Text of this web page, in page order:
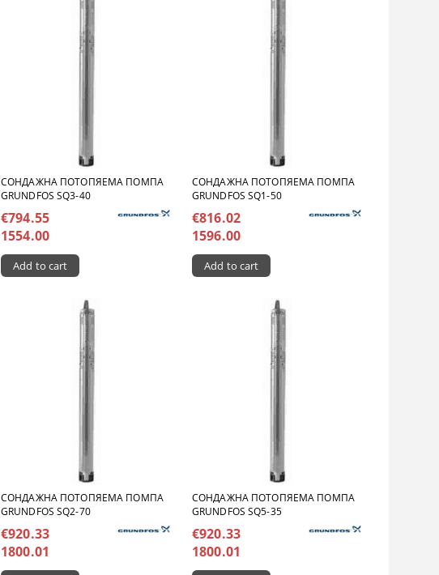
СОНДАЖНА ПОТОПЯЕМА ПОМПА
GRUNDFOS SQ3-40
€794.55
1554.00
СОНДАЖНА ПОТОПЯЕМА ПОМПА
GRUNDFOS SQ1-50
€816.02
1596.00
СОНДАЖНА ПОТОПЯЕМА ПОМПА
GRUNDFOS SQ2-70
€920.33
1800.01
СОНДАЖНА ПОТОПЯЕМА ПОМПА
GRUNDFOS SQ5-35
€920.33
1800.01